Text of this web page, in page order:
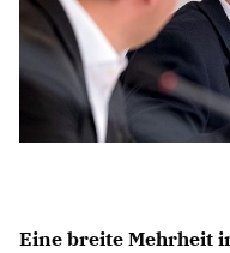
Eine breite Mehrheit